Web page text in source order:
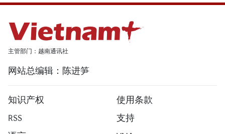
主管部门：越南通讯社
网站总编辑：陈进笋
知识产权
使用条款
RSS
支持